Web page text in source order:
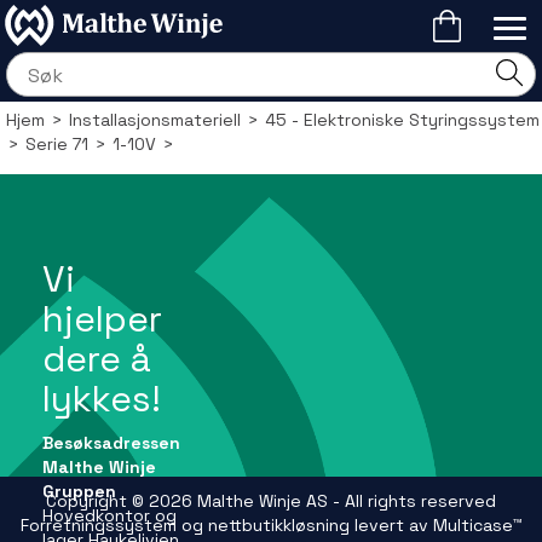
Hjem>Installasjonsmateriell>45 - Elektroniske Styringssystem
>Serie 71>1-10V>
Vi
hjelper
dere å
lykkes!
Besøksadressen
Malthe Winje
Gruppen
Hovedkontor og
Copyright © 2026 Malthe Winje AS - All rights reserved
Forretningssystem og nettbutikkløsning levert av Multicase™